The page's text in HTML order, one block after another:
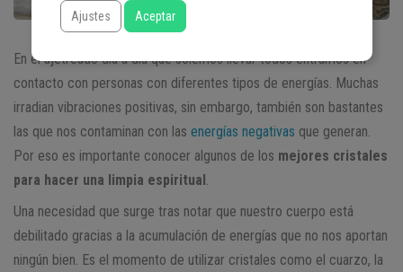
En el ajetreado día a día que solemos llevar todos entramos en
contacto con personas con diferentes tipos de energías. Muchas
irradian vibraciones positivas, sin embargo, también son bastantes
las que nos contaminan con las energías negativas que generan.
Por eso es importante conocer algunos de los mejores cristales
para hacer una limpia espiritual
Una necesidad que surge tras notar que nuestro cuerpo está
debilitado gracias a la acumulación de energías que no nos aportan
ningún bien. Es el momento de utilizar cristales como el cuarzo, la
Ajustes Aceptar